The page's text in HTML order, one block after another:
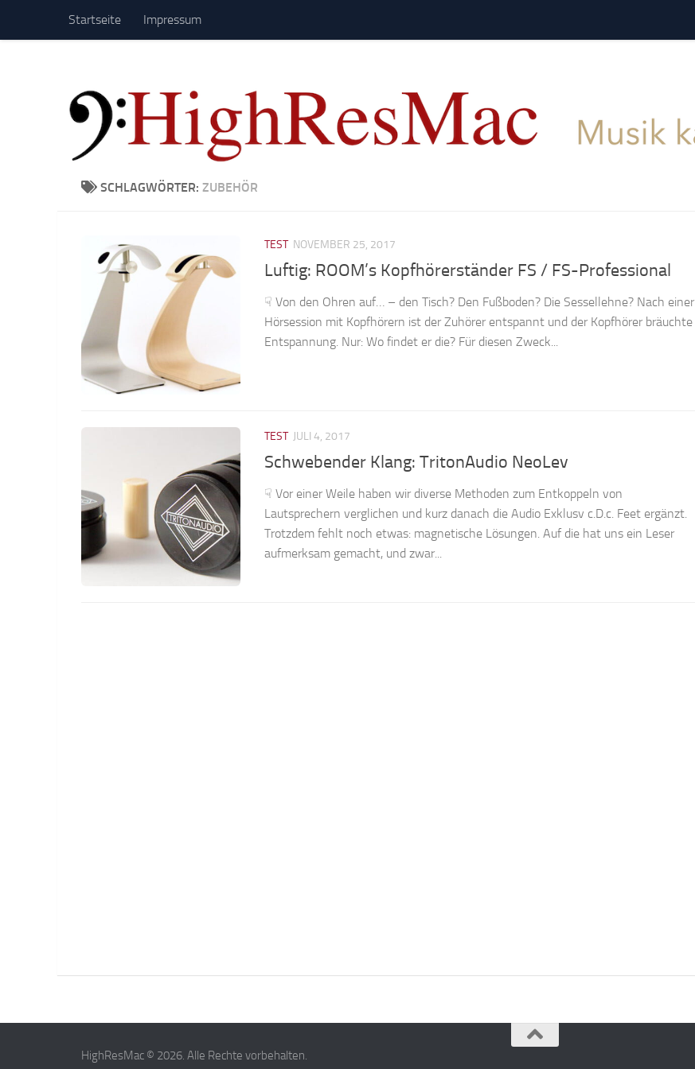
Zum Inhalt springen
Startseite Impressum
SCHLAGWÖRTER: ZUBEHÖR
TEST NOVEMBER 25, 2017
Luftig: ROOM’s Kopfhörerständer FS / FS-Professional
☟ Von den Ohren auf… – den Tisch? Den Fußboden? Die Sessellehne? Nach einer
Hörsession mit Kopfhörern ist der Zuhörer entspannt und der Kopfhörer bräuchte
Entspannung. Nur: Wo findet er die? Für diesen Zweck...
TEST JULI 4, 2017
Schwebender Klang: TritonAudio NeoLev
☟ Vor einer Weile haben wir diverse Methoden zum Entkoppeln von
Lautsprechern verglichen und kurz danach die Audio Exklusv c.D.c. Feet ergänzt.
Trotzdem fehlt noch etwas: magnetische Lösungen. Auf die hat uns ein Leser
aufmerksam gemacht, und zwar...
HighResMac © 2026. Alle Rechte vorbehalten.